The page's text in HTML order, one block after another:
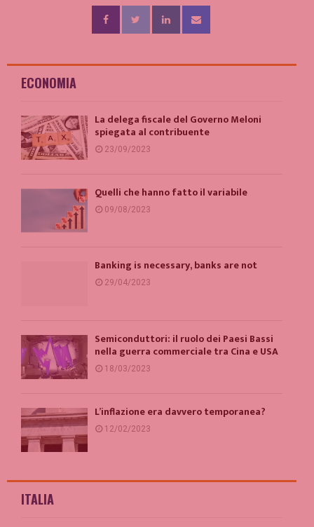
ECONOMIA
La delega fiscale del Governo Meloni
spiegata al contribuente
23/09/2023
Quelli che hanno fatto il variabile
09/08/2023
Banking is necessary, banks are not
29/04/2023
Semiconduttori: il ruolo dei Paesi Bassi
nella guerra commerciale tra Cina e USA
18/03/2023
L’inflazione era davvero temporanea?
12/02/2023
ITALIA